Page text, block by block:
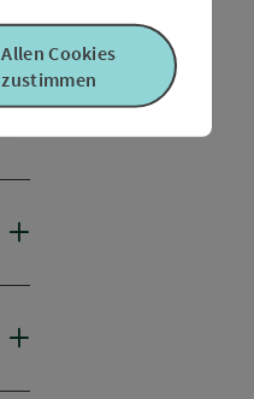
Allen Cookies
zustimmen